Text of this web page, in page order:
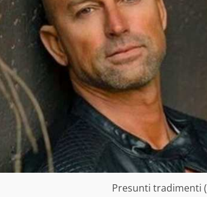
Presunti tradimenti